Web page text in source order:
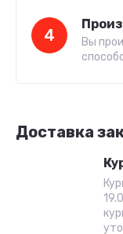
4
Вы
Доставка